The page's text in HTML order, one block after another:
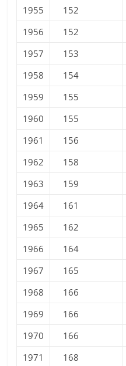
1955
152
1956
152
1957
153
1958
154
1959
155
1960
155
1961
156
1962
158
1963
159
1964
161
1965
162
1966
164
1967
165
1968
166
1969
166
1970
166
1971
168